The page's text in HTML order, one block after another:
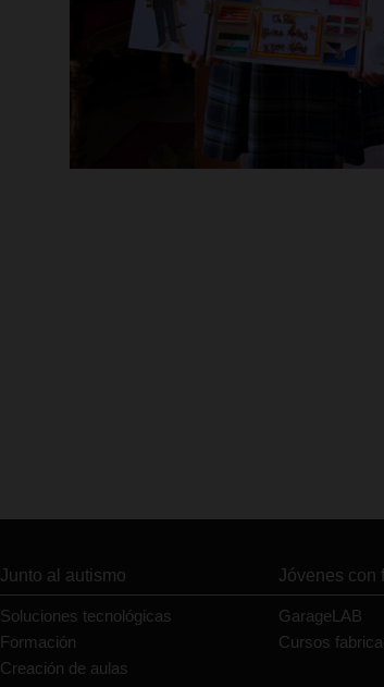
Junto al autismo
Soluciones tecnológicas
Formación
Creación de aulas
Jóvenes con
GarageLAB
Cursos